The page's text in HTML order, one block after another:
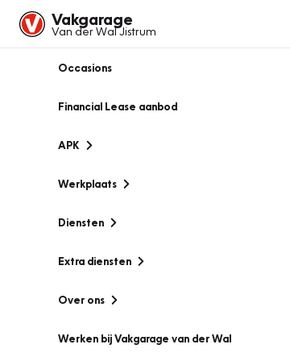
Vakgarage
Van der Wal Jistrum
Occasions
Financial Lease aanbod
APK
Werkplaats
Diensten
Extra diensten
Over ons
Werken bij Vakgarage van der Wal